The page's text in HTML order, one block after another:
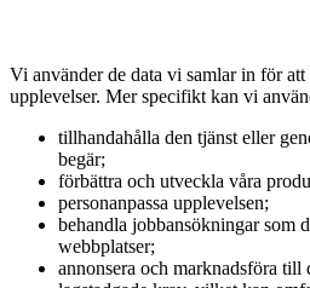
Vi använder de data vi samlar in för
upplevelser. Mer specifikt kan vi
tillhandahålla den tjänst eller
begär;
förbättra och utveckla våra
personanpassa upplevelsen;
behandla jobbansökningar som
webbplatser;
annonsera och marknadsföra